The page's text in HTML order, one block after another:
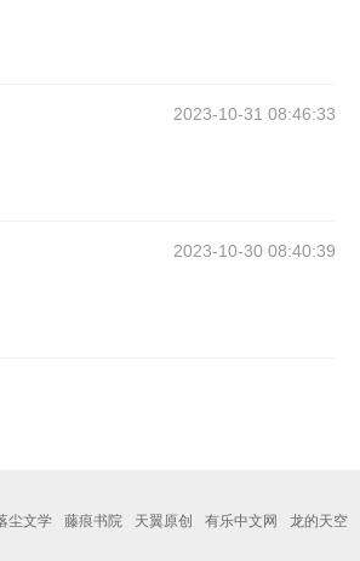
2023-10-31 08:46:33
2023-10-30 08:40:39
尘文学 藤痕书院 天翼原创 有乐中文网 龙的天空